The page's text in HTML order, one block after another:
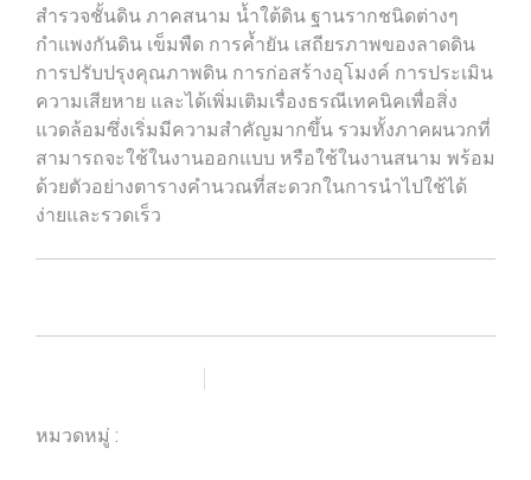
สำรวจชั้นดิน ภาคสนาม น้ำใต้ดิน ฐานรากชนิดต่างๆ
กำแพงกันดิน เข็มพืด การค้ำยัน เสถียรภาพของลาดดิน
การปรับปรุงคุณภาพดิน การก่อสร้างอุโมงค์ การประเมิน
ความเสียหาย และได้เพิ่มเติมเรื่องธรณีเทคนิคเพื่อสิ่ง
แวดล้อมซึ่งเริ่มมีความสำคัญมากขึ้น รวมทั้งภาคผนวกที่
สามารถจะใช้ในงานออกแบบ หรือใช้ในงานสนาม พร้อม
ด้วยตัวอย่างตารางคำนวณที่สะดวกในการนำไปใช้ได้
ง่ายและรวดเร็ว
หมวดหมู่ :